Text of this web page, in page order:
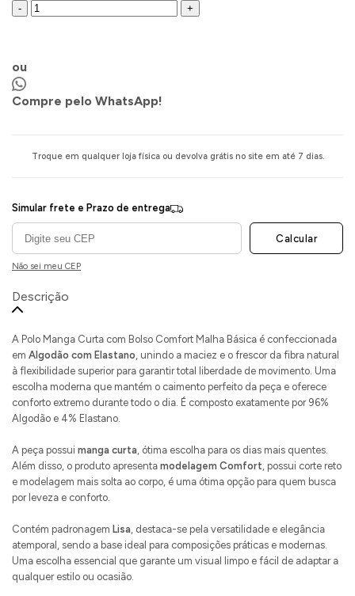
- +
ou
Compre pelo WhatsApp!
Troque em qualquer loja física ou devolva grátis no site em até 7 dias.
Simular frete e Prazo de entrega
Calcular
Não sei meu CEP
Descrição
A Polo Manga Curta com Bolso Comfort Malha Básica é confeccionada
em Algodão com Elastano, unindo a maciez e o frescor da fibra natural
à flexibilidade superior para garantir total liberdade de movimento. Uma
escolha moderna que mantém o caimento perfeito da peça e oferece
conforto extremo durante todo o dia. É composto exatamente por 96%
Algodão e 4% Elastano.
A peça possui manga curta, ótima escolha para os dias mais quentes.
Além disso, o produto apresenta modelagem Comfort, possui corte reto
e modelagem mais solta ao corpo, é uma ótima opção para quem busca
por leveza e conforto.
Contém padronagem Lisa, destaca-se pela versatilidade e elegância
atemporal, sendo a base ideal para composições práticas e modernas.
Uma escolha essencial que garante um visual limpo e fácil de adaptar a
qualquer estilo ou ocasião.